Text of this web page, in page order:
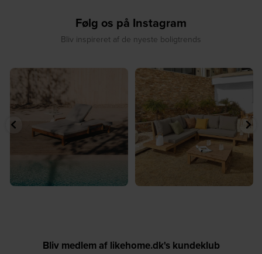
Følg os på Instagram
Bliv inspireret af de nyeste boligtrends
☀️ Sommerens naturlige
samlingspunkt⁠
8 0
☀️ Find dit yndlingssted denne
8 0
Bliv medlem af likehome.dk's kundeklub